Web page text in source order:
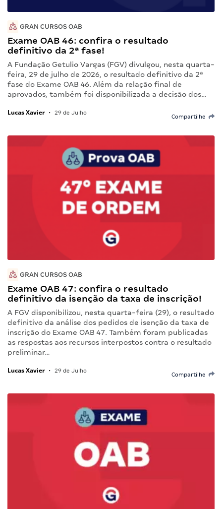
GRAN CURSOS OAB
Exame OAB 46: confira o resultado
definitivo da 2ª fase!
A Fundação Getulio Vargas (FGV) divulgou, nesta quarta-
feira, 29 de julho de 2026, o resultado definitivo da 2ª
fase do Exame OAB 46. Além da relação final de
aprovados, também foi disponibilizada a decisão dos…
Lucas Xavier • 29 de Julho
Compartilhe
GRAN CURSOS OAB
Exame OAB 47: confira o resultado
definitivo da isenção da taxa de inscrição!
A FGV disponibilizou, nesta quarta-feira (29), o resultado
definitivo da análise dos pedidos de isenção da taxa de
inscrição do Exame OAB 47. Também foram publicadas
as respostas aos recursos interpostos contra o resultado
preliminar…
Lucas Xavier • 29 de Julho
Compartilhe